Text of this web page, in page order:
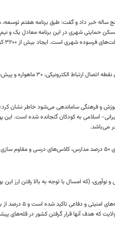
۵ میلیون مسکن در برنامه پنج ساله خبر داد و گفت: طبق
حمایتی شهری در این برنامه معادل یک و
عزیزی، در خاتمه گفت: در
که هدف آنها قرار گرفتن کشور در قله‌های